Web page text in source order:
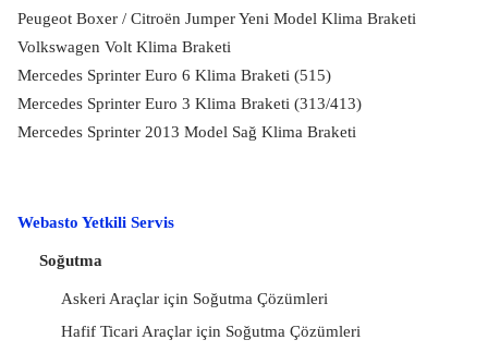
Peugeot Boxer / Citroën Jumper Yeni Model Klima Braketi
Volkswagen Volt Klima Braketi
Mercedes Sprinter Euro 6 Klima Braketi (515)
Mercedes Sprinter Euro 3 Klima Braketi (313/413)
Mercedes Sprinter 2013 Model Sağ Klima Braketi
Webasto Yetkili Servis
Soğutma
Askeri Araçlar için Soğutma Çözümleri
Hafif Ticari Araçlar için Soğutma Çözümleri